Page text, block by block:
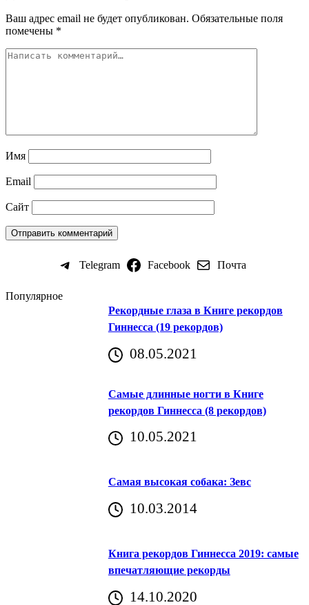
Ваш адрес email не будет опубликован. Обязательные поля
помечены *
Имя
Email
Сайт
Telegram Facebook Почта
Популярное
Рекордные глаза в Книге рекордов
Гиннесса (19 рекордов)
08.05.2021
Самые длинные ногти в Книге
рекордов Гиннесса (8 рекордов)
10.05.2021
Самая высокая собака: Зевс
10.03.2014
Книга рекордов Гиннесса 2019: самые
впечатляющие рекорды
14.10.2020